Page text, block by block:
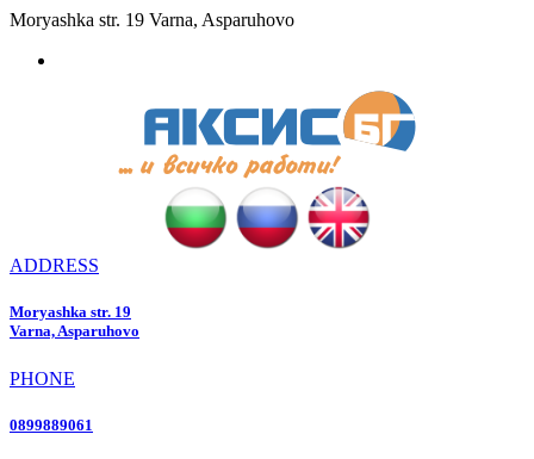
Moryashka str. 19 Varna, Asparuhovo
ADDRESS
Moryashka str. 19
Varna, Asparuhovo
PHONE
0899889061